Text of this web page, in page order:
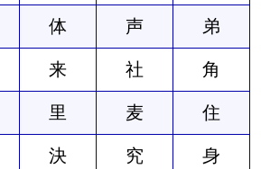
体 声 弟
来 社 角
里 麦 住
決 究 身